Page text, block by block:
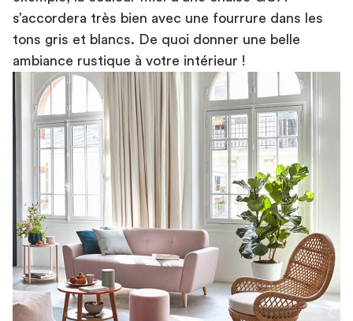
s’accordera très bien avec une fourrure dans les
tons gris et blancs. De quoi donner une belle
ambiance rustique à votre intérieur !